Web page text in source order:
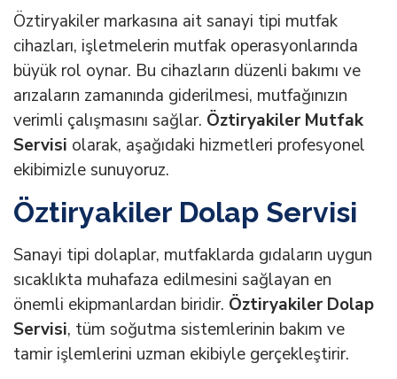
Öztiryakiler markasına ait sanayi tipi mutfak
cihazları, işletmelerin mutfak operasyonlarında
büyük rol oynar. Bu cihazların düzenli bakımı ve
arızaların zamanında giderilmesi, mutfağınızın
verimli çalışmasını sağlar. Öztiryakiler Mutfak
Servisi olarak, aşağıdaki hizmetleri profesyonel
ekibimizle sunuyoruz.
Öztiryakiler Dolap Servisi
Sanayi tipi dolaplar, mutfaklarda gıdaların uygun
sıcaklıkta muhafaza edilmesini sağlayan en
önemli ekipmanlardan biridir. Öztiryakiler Dolap
Servisi, tüm soğutma sistemlerinin bakım ve
tamir işlemlerini uzman ekibiyle gerçekleştirir.